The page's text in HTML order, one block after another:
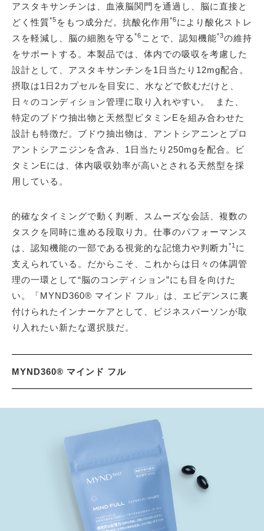
アスタキサンチンは、血液脳関門を通過し、脳に直接と
どく性質*5 をもつ成分だ。抗酸化作用*6により酸化ストレ
スを軽減し、脳の細胞を守る *6 ことで、認知機能*3の維持
をサポートする。本製品では、体内での吸収を考慮した
設計として、アスタキサンチンを1日当たり12mg配合。
摂取は1日2カプセルを目安に、水などで飲むだけと、
日々のコンディション管理に取り入れやすい。 また、
特定のブドウ抽出物と天然型ビタミンEを組み合わせた
設計も特徴だ。ブドウ抽出物は、アントシアニンとプロ
アントシアニジンを含み、1日当たり250mgを配合。ビ
タミンEには、体内吸収効率が高いとされる天然型を採
用している。
的確なタイミングで動く判断、スムーズな会話、複数の
タスクを同時に進める段取り力。仕事のパフォーマンス
は、認知機能の一部である視覚的な記憶力や判断力 *1 に
支えられている。だからこそ、これからは日々の体調管
理の一環として“脳のコンディション”にも目を向けた
い。「MYND360® マインド フル」は、エビデンスに裏
付けられたインナーケアとして、ビジネスパーソンが取
り入れたい新たな選択肢だ。
MYND360® マインド フル